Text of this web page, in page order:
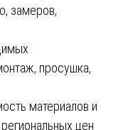
замеров,
просушка,
материалов и
цен